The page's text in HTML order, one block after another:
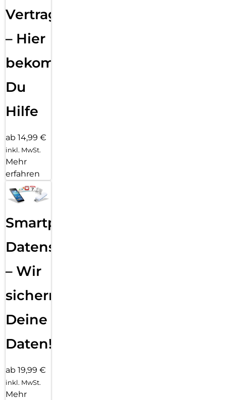
Vertragsabwicklung
– Hier
bekommst
Du
Hilfe
ab 14,99 €
inkl. MwSt.
Mehr
erfahren
Smartphone
Datensicherung
– Wir
sichern
Deine
Daten!
ab 19,99 €
inkl. MwSt.
Mehr